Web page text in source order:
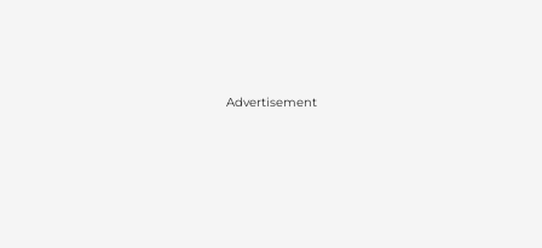
Advertisement